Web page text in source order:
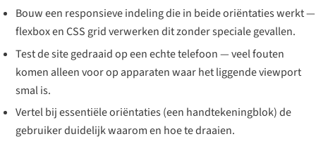
Bouw een responsieve indeling die in beide oriëntaties werkt —
flexbox en CSS grid verwerken dit zonder speciale gevallen.
Test de site gedraaid op een echte telefoon — veel fouten
komen alleen voor op apparaten waar het liggende viewport
smal is.
Vertel bij essentiële oriëntaties (een handtekeningblok) de
gebruiker duidelijk waarom en hoe te draaien.